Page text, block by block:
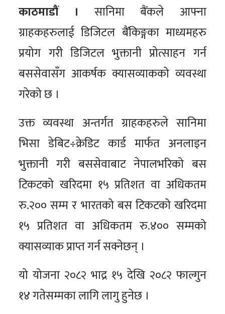
काठमाडौं । सानिमा बैंकले आफ्ना
ग्राहकहरुलाई डिजिटल बैंकिङ्गका माध्यमहरु
प्रयोग गरी डिजिटल भुक्तानी प्रोत्साहन गर्न
बससेवासँग आकर्षक क्यासव्याकको व्यवस्था
गरेको छ ।
उक्त व्यवस्था अन्तर्गत ग्राहकहरुले सानिमा
भिसा डेबिट÷क्रेडिट कार्ड मार्फत अनलाइन
भुक्तानी गरी बससेवाबाट नेपालभरिको बस
टिकटको खरिदमा १५ प्रतिशत वा अधिकतम
रु.२०० सम्म र भारतको बस टिकटको खरिदमा
१५ प्रतिशत वा अधिकतम रु.४०० सम्मको
क्यासव्याक प्राप्त गर्न सक्नेछन् ।
यो योजना २०८२ भाद्र १५ देखि २०८२ फाल्गुन
१४ गतेसम्मका लागि लागु हुनेछ ।